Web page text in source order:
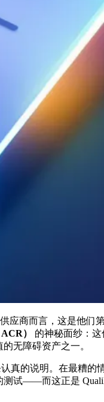
应商而言，这是他们
）
的神秘面纱：
无障碍资产之一。
真的说明。在最糟的
试——而这正是